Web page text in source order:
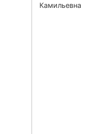
Камильевна